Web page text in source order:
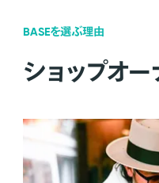
BASEを選ぶ理由
ショップオ